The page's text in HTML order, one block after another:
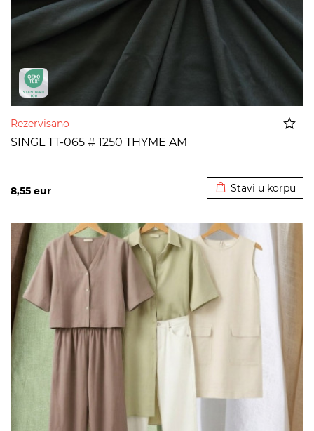
Rezervisano
SINGL TT-065 # 1250 THYME AM
8,55 eur Stavi u korpu